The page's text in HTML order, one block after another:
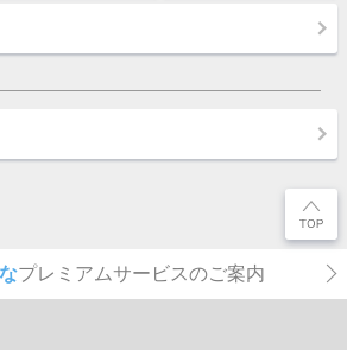
プレミアムサービスのご案内